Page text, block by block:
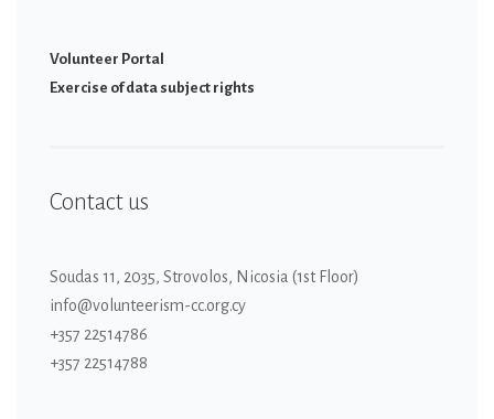
Volunteer Portal
Εxercise of data subject rights
Contact us
Soudas 11, 2035, Strovolos, Nicosia (1st Floor)
info@volunteerism-cc.org.cy
+357 22514786
+357 22514788